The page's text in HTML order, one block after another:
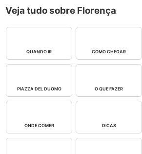
Veja tudo sobre Florença
QUANDO IR COMO CHEGAR
PIAZZA DEL DUOMO O QUE FAZER
ONDE COMER DICAS